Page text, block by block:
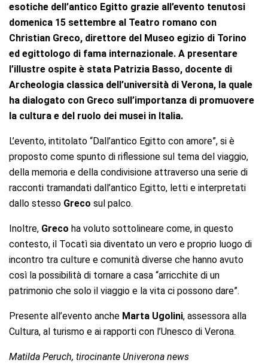
esotiche dell’antico Egitto grazie all’evento tenutosi
domenica 15 settembre al Teatro romano con
Christian Greco, direttore del Museo egizio di Torino
ed egittologo di fama internazionale. A presentare
l’illustre ospite è stata Patrizia Basso, docente di
Archeologia classica dell’università di Verona, la quale
ha dialogato con Greco sull’importanza di promuovere
la cultura e del ruolo dei musei in Italia.
L’evento, intitolato “Dall’antico Egitto con amore”, si è
proposto come spunto di riflessione sul tema del viaggio,
della memoria e della condivisione attraverso una serie di
racconti tramandati dall’antico Egitto, letti e interpretati
dallo stesso Greco sul palco.
Inoltre, Greco ha voluto sottolineare come, in questo
contesto, il Tocatì sia diventato un vero e proprio luogo di
incontro tra culture e comunità diverse che hanno avuto
così la possibilità di tornare a casa “arricchite di un
patrimonio che solo il viaggio e la vita ci possono dare”.
Presente all’evento anche Marta Ugolini, assessora alla
Cultura, al turismo e ai rapporti con l’Unesco di Verona.
Matilda Peruch, tirocinante Univerona news